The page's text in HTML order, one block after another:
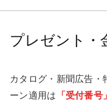
プレゼント・
カタログ・新聞広告
ーン適用は 「受付番